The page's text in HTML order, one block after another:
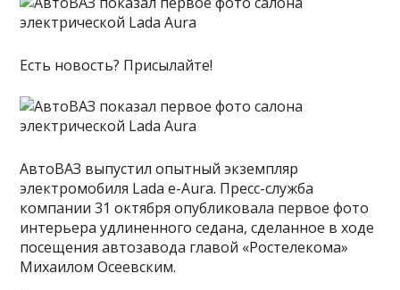
Есть новость? Присылайте!
АвтоВАЗ выпустил опытный экземпляр
электромобиля Lada e-Aura. Пресс-служба
компании 31 октября опубликовала первое фото
интерьера удлиненного седана, сделанное в ходе
посещения автозавода главой «Ростелекома»
Михаилом Осеевским.